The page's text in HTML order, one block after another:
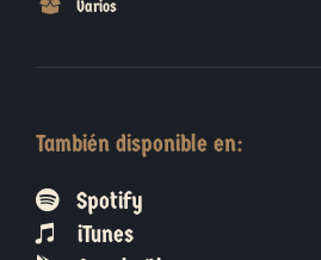
Varios
También disponible en:
Spotify
iTunes